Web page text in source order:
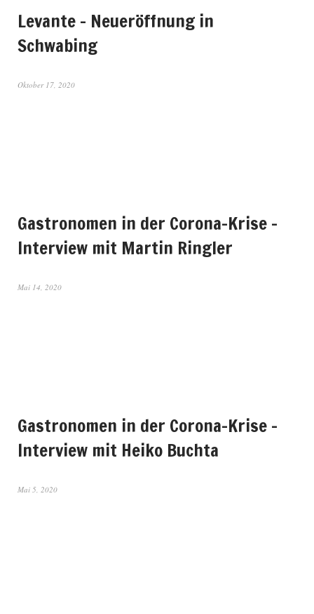
Levante – Neueröffnung in
Schwabing
Oktober 17, 2020
Gastronomen in der Corona-Krise –
Interview mit Martin Ringler
Mai 14, 2020
Gastronomen in der Corona-Krise –
Interview mit Heiko Buchta
Mai 5, 2020